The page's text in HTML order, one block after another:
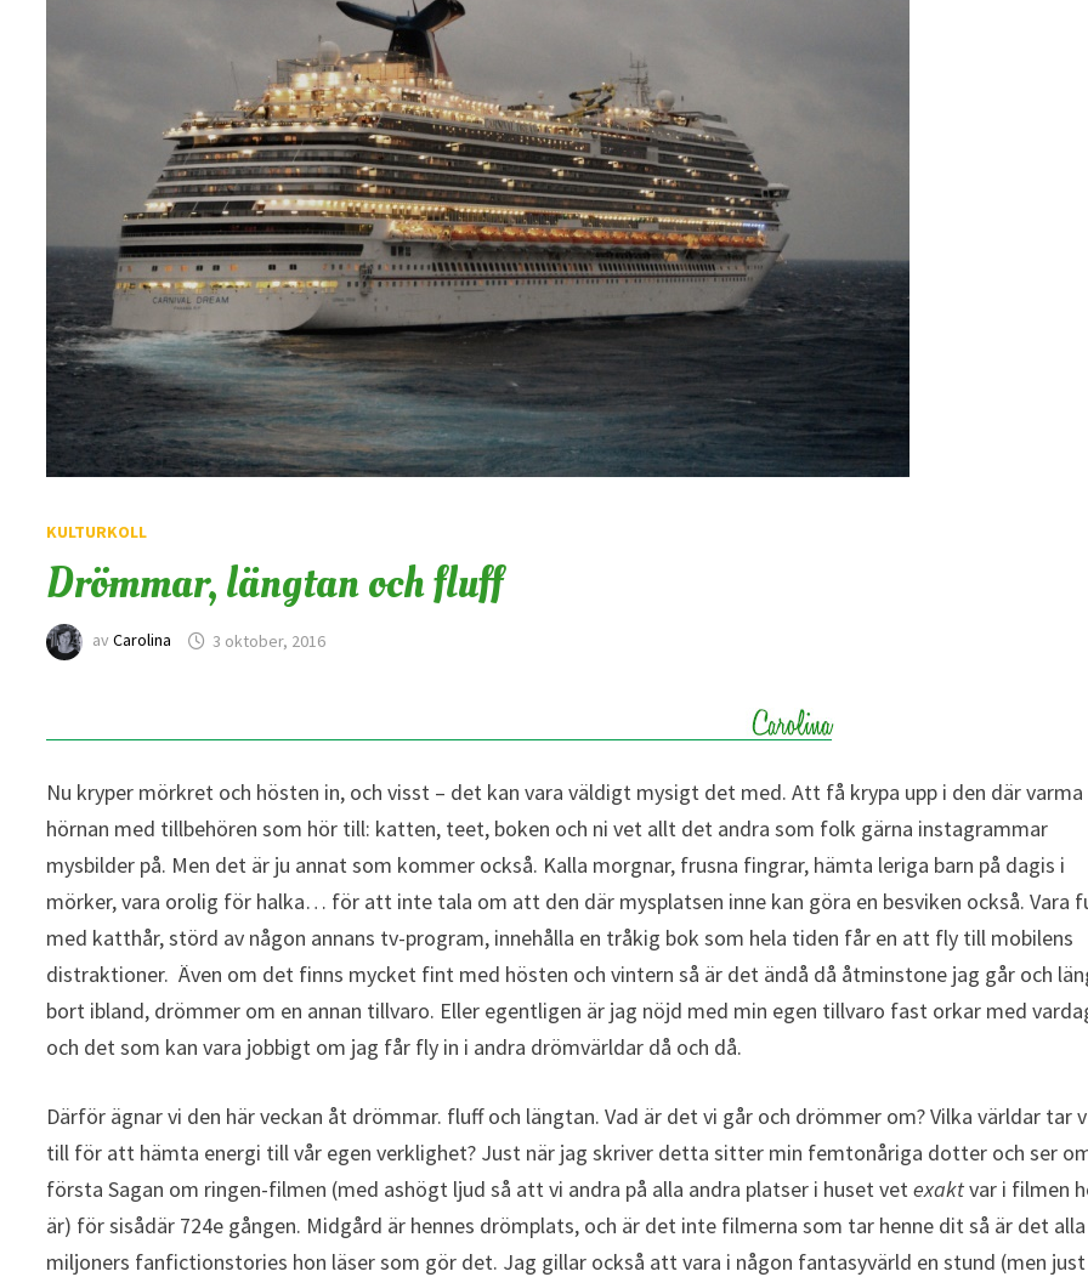
KULTURKOLL
Drömmar, längtan och fluff
avCarolina 3 oktober, 2016
Nu kryper mörkret och hösten in, och visst – det kan vara väldigt mysigt det med. Att få krypa upp i den där varma
hörnan med tillbehören som hör till: katten, teet, boken och ni vet allt det andra som folk gärna instagrammar
mysbilder på. Men det är ju annat som kommer också. Kalla morgnar, frusna fingrar, hämta leriga barn på dagis i
mörker, vara orolig för halka… för att inte tala om att den där mysplatsen inne kan göra en besviken också. Vara
med katthår, störd av någon annans tv-program, innehålla en tråkig bok som hela tiden får en att fly till mobilens
distraktioner. Även om det finns mycket fint med hösten och vintern så är det ändå då åtminstone jag går och
bort ibland, drömmer om en annan tillvaro. Eller egentligen är jag nöjd med min egen tillvaro fast orkar med
och det som kan vara jobbigt om jag får fly in i andra drömvärldar då och då.
Därför ägnar vi den här veckan åt drömmar. fluff och längtan. Vad är det vi går och drömmer om? Vilka världar tar
till för att hämta energi till vår egen verklighet? Just när jag skriver detta sitter min femtonåriga dotter och ser
första Sagan om ringen-filmen (med ashögt ljud så att vi andra på alla andra platser i huset vetexaktvar i filmen
är) för sisådär 724e gången. Midgård är hennes drömplats, och är det inte filmerna som tar henne dit så är det alla
miljoners fanfictionstories hon läser som gör det. Jag gillar också att vara i någon fantasyvärld en stund (men just